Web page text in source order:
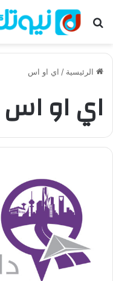
بحث عن
الرئيسية / اي او اس
اي او اس